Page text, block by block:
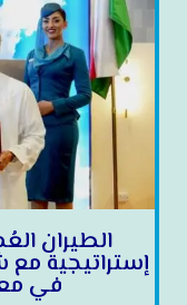
الطيران
إستراتيجية مع
في